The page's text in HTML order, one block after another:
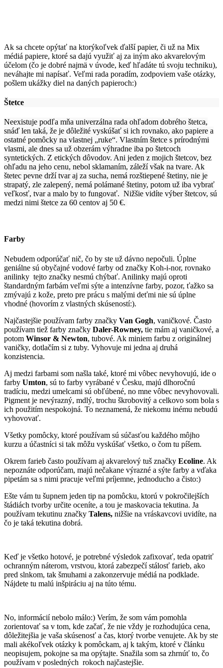
Ak sa chcete opýtať na ktorýkoľvek ďalší papier, či už na Mix
médiá papiere, ktoré sa dajú využiť aj za iným ako akvarelovým
účelom (čo je dobré najmä v úvode, keď hľadáte tú svoju techniku),
neváhajte mi napísať. Veľmi rada poradím, zodpoviem vaše otázky,
pošlem ukážky diel na daných papieroch:)
Štetce
Neexistuje podľa mňa univerzálna rada ohľadom dobrého štetca,
snáď len taká, že je dôležité vyskúšať si ich rovnako, ako papiere a
ostatné pomôcky na vlastnej „ruke“. Vlastním štetce s prírodnými
vlasmi, ale dnes sa už obzerám výhradne iba po štetcoch
syntetických. Z etických dôvodov. Ani jeden z mojich štetcov, bez
ohľadu na jeho cenu, nebol sklamaním, záleží však na tvare. Ak
štetec pevne drží tvar aj za sucha, nemá rozštiepené štetiny, nie je
strapatý, zle zalepený, nemá polámané štetiny, potom už iba vybrať
veľkosť, tvar a malo by to fungovať. Nižšie vidíte výber štetcov, sú
medzi nimi štetce za 60 centov aj 50 €.
Farby
Nebudem odporúčať nič, čo by ste už dávno nepočuli. Úplne
geniálne sú obyčajné vodové farby od značky Koh-i-nor, rovnako
anilinky tejto značky nesmú chýbať. Anilinky majú oproti
štandardným farbám veľmi sýte a intenzívne farby, pozor, ťažko sa
zmývajú z kože, preto pre prácu s malými deťmi nie sú úplne
vhodné (hovorím z vlastných skúseností:).
Najčastejšie používam farby značky Van Gogh, vaničkové. Často
používam tiež farby značky Daler-Rowney, tie mám aj vaničkové, a
potom Winsor & Newton, tubové. Ak miniem farbu z originálnej
vaničky, dotlačím si z tuby. Vyhovuje mi jedna aj druhá
konzistencia.
Aj medzi farbami som našla také, ktoré mi vôbec nevyhovujú, ide o
farby Umton, sú to farby vyrábané v Česku, majú dlhoročnú
tradíciu, medzi umelcami sú obľúbené, no mne vôbec nevyhovovali.
Pigment je nevýrazný, mdlý, trochu škrobovitý a celkovo som bola s
ich použitím nespokojná. To neznamená, že niekomu inému nebudú
vyhovovať.
Všetky pomôcky, ktoré používam sú súčasťou každého môjho
kurzu a účastníci si tak môžu vyskúšať všetko, o čom tu píšem.
Okrem farieb často používam aj akvarelový tuš značky Ecoline. Ak
nepoznáte odporúčam, majú nečakane výrazné a sýte farby a vďaka
pipetám sa s nimi pracuje veľmi príjemne, jednoducho a čisto:)
Ešte vám tu šupnem jeden tip na pomôcku, ktorú v pokročilejších
štádiách tvorby určite oceníte, a tou je maskovacia tekutina. Ja
používam tekutinu značky Talens, nižšie na vráskavcovi uvidíte, na
čo je taká tekutina dobrá.
Keď je všetko hotové, je potrebné výsledok zafixovať, teda opatriť
ochranným náterom, vrstvou, ktorá zabezpečí stálosť farieb, ako
pred slnkom, tak šmuhami a zakonzervuje médiá na podklade.
Nájdete tu malú inšpiráciu aj na túto tému.
No, informácií nebolo málo:) Verím, že som vám pomohla
zorientovať sa v tom, kde začať, že nie vždy je rozhodujúca cena,
dôležitejšia je vaša skúsenosť a čas, ktorý tvorbe venujete. Ak by ste
mali akékoľvek otázky k pomôckam, aj k takým, ktoré v článku
neopisujem, pokojne sa ma opýtajte. Snažila som sa zhrnúť to, čo
používam v posledných rokoch najčastejšie.